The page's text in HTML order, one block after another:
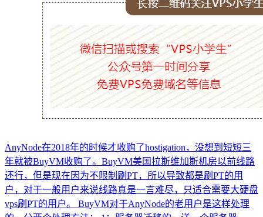
AnyNode在2018年的时候才收购了hostigation，没想到短短三
年就被BuyVM收购了。BuyVM美国拉斯维加斯机房以前线路
还行，但是现在因为不限制刷PT，所以导致都是刷PT的用
户，对于一般用户来说线路真是一言难尽，只适合需要大硬盘
vps刷PT的用户。 BuyVM对于AnyNode的老用户是这样处理